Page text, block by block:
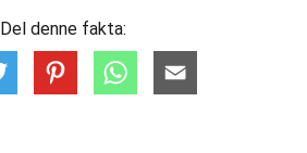
Del denne fakta: